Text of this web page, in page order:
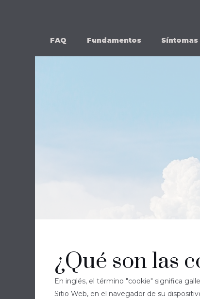
FAQ
Fundamentos
¿Qué son las
En inglés, el término "cookie" significa
Sitio Web, en el navegador de su